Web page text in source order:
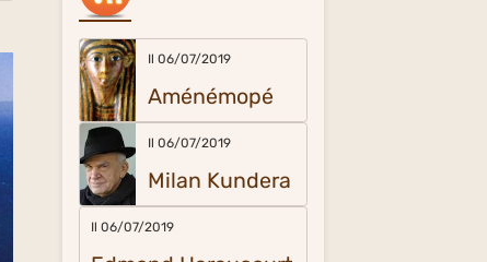
Il 06/07/2019
Aménémopé
Il 06/07/2019
Milan Kundera
Il 06/07/2019